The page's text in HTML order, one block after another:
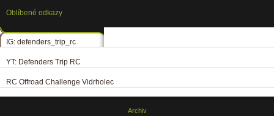
Oblíbené odkazy
IG: defenders_trip_rc
YT: Defenders Trip RC
RC Offroad Challenge Vidrholec
Archiv